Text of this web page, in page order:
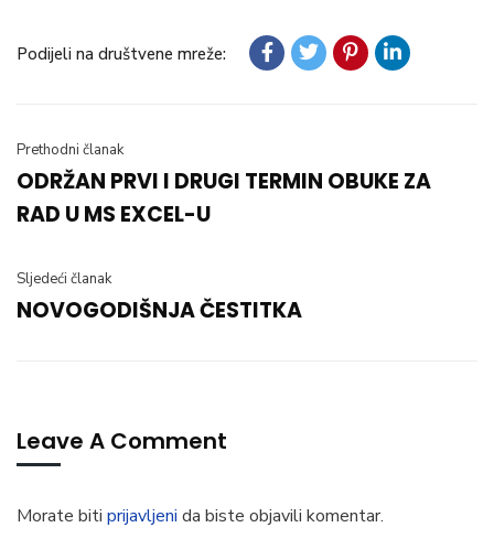
Podijeli na društvene mreže:
Prethodni članak
ODRŽAN PRVI I DRUGI TERMIN OBUKE ZA
RAD U MS EXCEL-U
Sljedeći članak
NOVOGODIŠNJA ČESTITKA
Leave A Comment
Morate biti prijavljeni da biste objavili komentar.